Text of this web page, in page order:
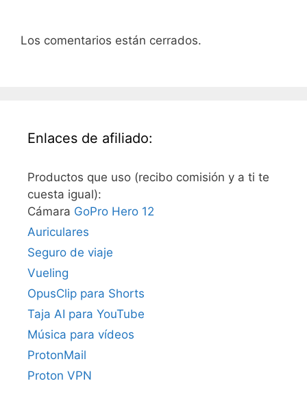
Los comentarios están cerrados.
Enlaces de afiliado:
Productos que uso (recibo comisión y a ti te
cuesta igual):
Cámara GoPro Hero 12
Auriculares
Seguro de viaje
Vueling
OpusClip para Shorts
Taja AI para YouTube
Música para vídeos
ProtonMail
Proton VPN